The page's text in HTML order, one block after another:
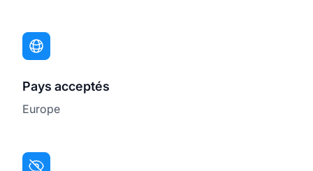
Pays acceptés
Europe